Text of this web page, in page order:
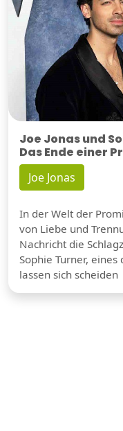
Joe Jonas und
Das Ende einer
Joe Jonas
In der Welt der
von Liebe und
Nachricht die
Sophie Turner,
lassen sich scheiden